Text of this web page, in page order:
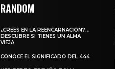
RANDOM
¿CREES EN LA REENCARNACIÓN?…
DESCUBRE SI TIENES UN ALMA
VIEJA
CONOCE EL SIGNIFICADO DEL 444